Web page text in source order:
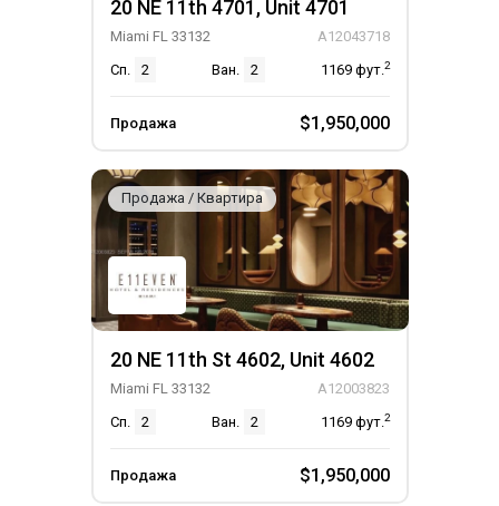
20 NE 11th 4701, Unit 4701
Miami FL 33132
A12043718
Сп.
2 Ван. 2 1169 фут.2
Продажа $1,950,000
Продажа / Квартира
20 NE 11th St 4602, Unit 4602
Miami FL 33132
A12003823
Сп.
2 Ван. 2 1169 фут.2
Продажа $1,950,000